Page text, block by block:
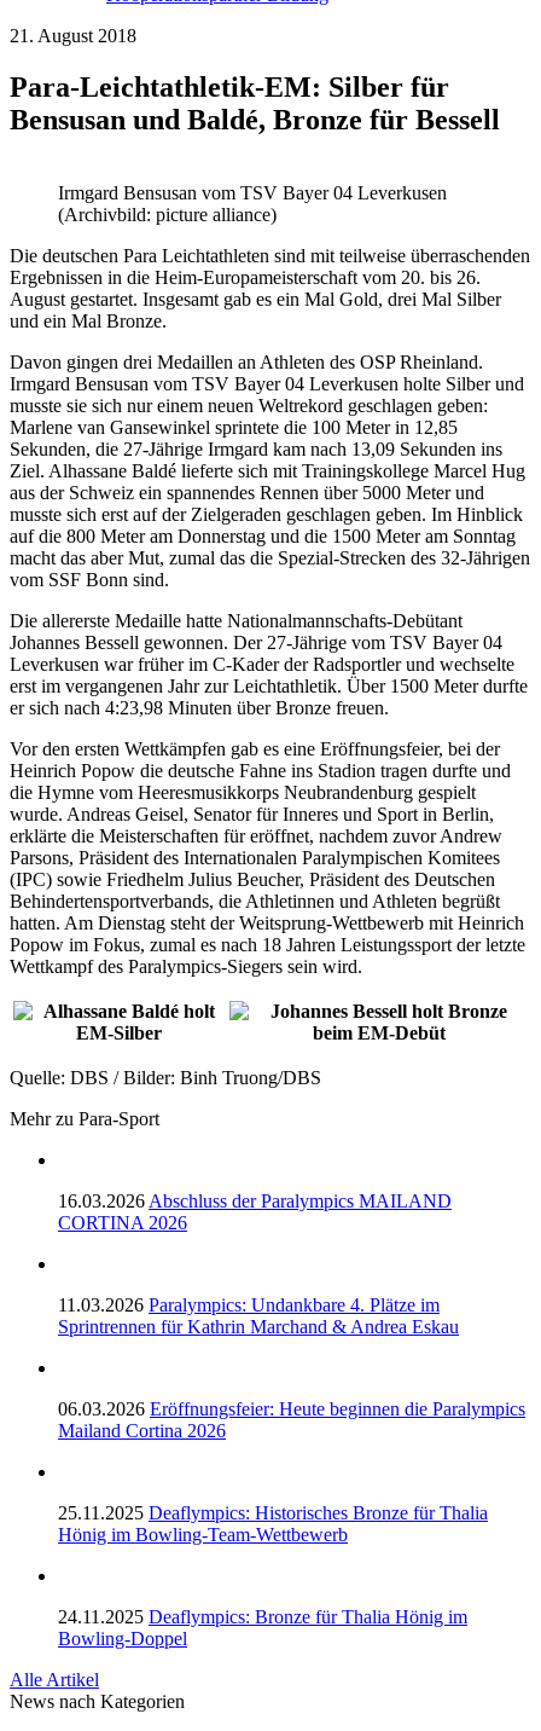
21. August 2018
Para-Leichtathletik-EM: Silber für
Bensusan und Baldé, Bronze für Bessell
Irmgard Bensusan vom TSV Bayer 04 Leverkusen
(Archivbild: picture alliance)
Die deutschen Para Leichtathleten sind mit teilweise überraschenden
Ergebnissen in die Heim-Europameisterschaft vom 20. bis 26.
August gestartet. Insgesamt gab es ein Mal Gold, drei Mal Silber
und ein Mal Bronze.
Davon gingen drei Medaillen an Athleten des OSP Rheinland.
Irmgard Bensusan vom TSV Bayer 04 Leverkusen holte Silber und
musste sie sich nur einem neuen Weltrekord geschlagen geben:
Marlene van Gansewinkel sprintete die 100 Meter in 12,85
Sekunden, die 27-Jährige Irmgard kam nach 13,09 Sekunden ins
Ziel. Alhassane Baldé lieferte sich mit Trainingskollege Marcel Hug
aus der Schweiz ein spannendes Rennen über 5000 Meter und
musste sich erst auf der Zielgeraden geschlagen geben. Im Hinblick
auf die 800 Meter am Donnerstag und die 1500 Meter am Sonntag
macht das aber Mut, zumal das die Spezial-Strecken des 32-Jährigen
vom SSF Bonn sind.
Die allererste Medaille hatte Nationalmannschafts-Debütant
Johannes Bessell gewonnen. Der 27-Jährige vom TSV Bayer 04
Leverkusen war früher im C-Kader der Radsportler und wechselte
erst im vergangenen Jahr zur Leichtathletik. Über 1500 Meter durfte
er sich nach 4:23,98 Minuten über Bronze freuen.
Vor den ersten Wettkämpfen gab es eine Eröffnungsfeier, bei der
Heinrich Popow die deutsche Fahne ins Stadion tragen durfte und
die Hymne vom Heeresmusikkorps Neubrandenburg gespielt
wurde. Andreas Geisel, Senator für Inneres und Sport in Berlin,
erklärte die Meisterschaften für eröffnet, nachdem zuvor Andrew
Parsons, Präsident des Internationalen Paralympischen Komitees
(IPC) sowie Friedhelm Julius Beucher, Präsident des Deutschen
Behindertensportverbands, die Athletinnen und Athleten begrüßt
hatten. Am Dienstag steht der Weitsprung-Wettbewerb mit Heinrich
Popow im Fokus, zumal es nach 18 Jahren Leistungssport der letzte
Wettkampf des Paralympics-Siegers sein wird.
Quelle: DBS / Bilder: Binh Truong/DBS
Mehr zu Para-Sport
16.03.2026 Abschluss der Paralympics MAILAND
CORTINA 2026
11.03.2026 Paralympics: Undankbare 4. Plätze im
Sprintrennen für Kathrin Marchand & Andrea Eskau
06.03.2026 Eröffnungsfeier: Heute beginnen die Paralympics
Mailand Cortina 2026
25.11.2025 Deaflympics: Historisches Bronze für Thalia
Hönig im Bowling-Team-Wettbewerb
24.11.2025 Deaflympics: Bronze für Thalia Hönig im
Bowling-Doppel
Alle Artikel
News nach Kategorien